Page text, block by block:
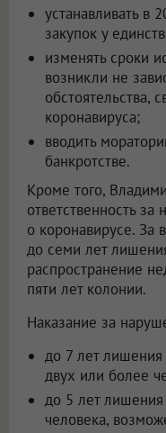
устанавливать в
закупок у
изменять сроки
возникли не
обстоятельства,
коронавируса;
вводить
банкротстве.
Кроме того,
ответственность
о коронавирусе. За
до семи лет
распространение
пяти лет колонии.
Наказание за
до 7 лет
двух или более
до 5 лет
человека,